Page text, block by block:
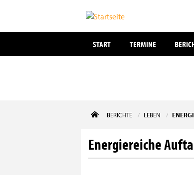
START TERMINE
BERICHTE LEBEN
Energiereiche